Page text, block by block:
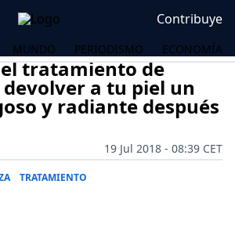
Contribuye
MUNDO PERIODISMO ECONOMÍA
el tratamiento de
devolver a tu piel un
y radiante después
19 Jul 2018 - 08:39 CET
TRATAMIENTO